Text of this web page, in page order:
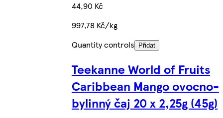
44,90 Kč
997,78 Kč/kg
Quantity controls
Přidat
Teekanne World of Fruits
Caribbean Mango ovocno-
bylinný čaj 20 x 2,25g (45g)